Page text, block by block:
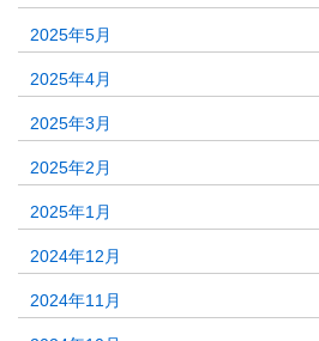
2025年5月
2025年4月
2025年3月
2025年2月
2025年1月
2024年12月
2024年11月